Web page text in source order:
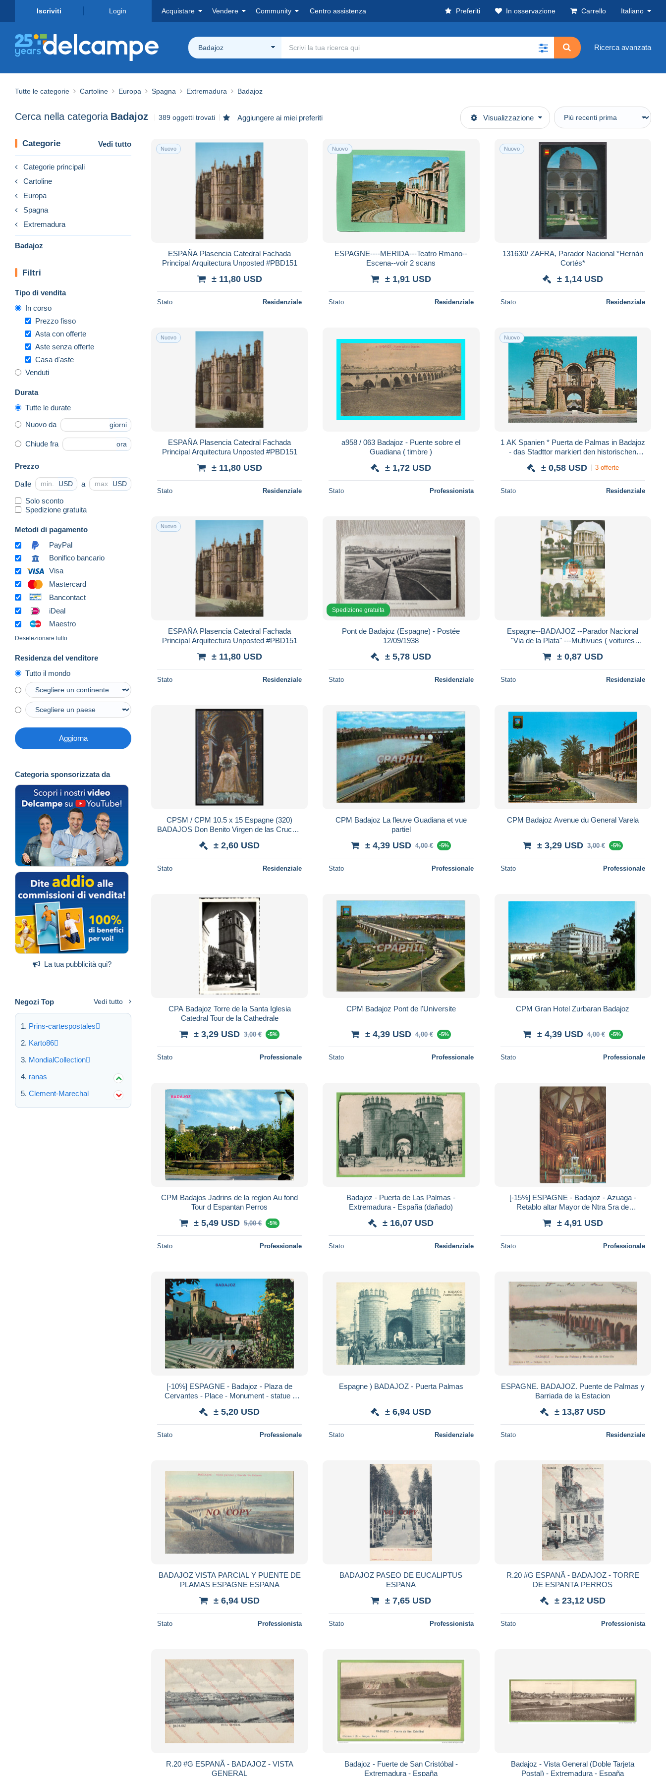
Iscriviti Login Acquistare Vendere Community Centro assistenza Preferiti In osservazione Carrello Italiano
Badajoz Ricerca avanzata
Tutte le categorie Cartoline Europa Spagna Extremadura Badajoz
Cerca nella categoria Badajoz 389 oggetti trovati Aggiungere ai miei preferiti Visualizzazione
Categorie Vedi tutto
Categorie principali
Cartoline
Europa
Spagna
Extremadura
Badajoz
Filtri
Tipo di vendita
In corso
Prezzo fisso
Asta con offerte
Aste senza offerte
Casa d'aste
Venduti
Durata
Tutte le durate
Nuovo da giorni
Chiude fra ora
Prezzo
Dalle USD a USD
Solo sconto
Spedizione gratuita
Metodi di pagamento
PayPal
Bonifico bancario
Visa
Mastercard
Bancontact
iDeal
Maestro
Deselezionare tutto
Residenza del venditore
Tutto il mondo
Aggiorna
Categoria sponsorizzata da
La tua pubblicità qui?
Negozi Top Vedi tutto
Prins-cartespostales
Karto86
MondialCollection
ranas
Clement-Marechal
Nuovo
ESPAÑA Plasencia Catedral Fachada
Principal Arquitectura Unposted #PBD151
± 11,80 USD
Stato Residenziale
Nuovo
ESPAGNE----MERIDA---Teatro Rmano--
Escena--voir 2 scans
± 1,91 USD
Stato Residenziale
Nuovo
131630/ ZAFRA, Parador Nacional *Hernán
Cortés*
± 1,14 USD
Stato Residenziale
Nuovo
ESPAÑA Plasencia Catedral Fachada
Principal Arquitectura Unposted #PBD151
± 11,80 USD
Stato Residenziale
a958 / 063 Badajoz - Puente sobre el
Guadiana ( timbre )
± 1,72 USD
Stato Professionista
Nuovo
1 AK Spanien * Puerta de Palmas in Badajoz
- das Stadttor markiert den historischen
± 0,58 USD 3 offerte
Stato Residenziale
Nuovo
ESPAÑA Plasencia Catedral Fachada
Principal Arquitectura Unposted #PBD151
± 11,80 USD
Stato Residenziale
Spedizione gratuita
Pont de Badajoz (Espagne) - Postée
12/09/1938
± 5,78 USD
Stato Residenziale
Espagne--BADAJOZ --Parador Nacional
"Via de la Plata" ---Multivues ( voitures
± 0,87 USD
Stato Residenziale
CPSM / CPM 10.5 x 15 Espagne (320)
BADAJOS Don Benito Virgen de las Cruces,
± 2,60 USD
Stato Residenziale
CPM Badajoz La fleuve Guadiana et vue
partiel
± 4,39 USD 4,00 € -5%
Stato Professionale
CPM Badajoz Avenue du General Varela
± 3,29 USD 3,00 € -5%
Stato Professionale
CPA Badajoz Torre de la Santa Iglesia
Catedral Tour de la Cathedrale
± 3,29 USD 3,00 € -5%
Stato Professionale
CPM Badajoz Pont de l'Universite
± 4,39 USD 4,00 € -5%
Stato Professionale
CPM Gran Hotel Zurbaran Badajoz
± 4,39 USD 4,00 € -5%
Stato Professionale
CPM Badajos Jadrins de la region Au fond
Tour d Espantan Perros
± 5,49 USD 5,00 € -5%
Stato Professionale
Badajoz - Puerta de Las Palmas -
Extremadura - España (dañado)
± 16,07 USD
Stato Residenziale
[-15%] ESPAGNE - Badajoz - Azuaga -
Retablo altar Mayor de Ntra Sra de
± 4,91 USD
Stato Professionale
[-10%] ESPAGNE - Badajoz - Plaza de
Cervantes - Place - Monument - statue -
± 5,20 USD
Stato Professionale
Espagne ) BADAJOZ - Puerta Palmas
± 6,94 USD
Stato Residenziale
ESPAGNE. BADAJOZ. Puente de Palmas y
Barriada de la Estacion
± 13,87 USD
Stato Residenziale
BADAJOZ VISTA PARCIAL Y PUENTE DE
PLAMAS ESPAGNE ESPANA
± 6,94 USD
Stato Professionista
BADAJOZ PASEO DE EUCALIPTUS
ESPANA
± 7,65 USD
Stato Professionista
R.20 #G ESPANÃ - BADAJOZ - TORRE
DE ESPANTA PERROS
± 23,12 USD
Stato Professionista
R.20 #G ESPANÃ - BADAJOZ - VISTA
GENERAL
Badajoz - Fuerte de San Cristóbal -
Extremadura - España
Badajoz - Vista General (Doble Tarjeta
Postal) - Extremadura - España